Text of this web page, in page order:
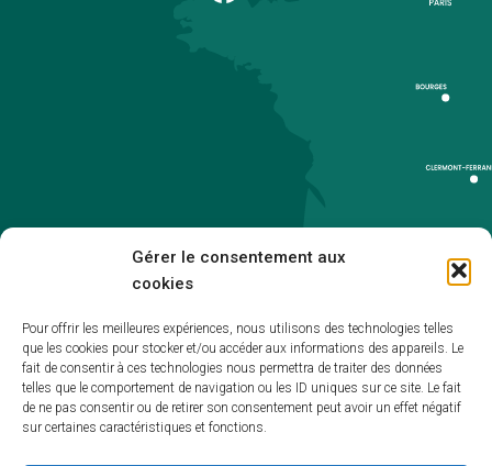
Gérer le consentement aux
cookies
Pour offrir les meilleures expériences, nous utilisons des technologies telles
que les cookies pour stocker et/ou accéder aux informations des appareils. Le
fait de consentir à ces technologies nous permettra de traiter des données
telles que le comportement de navigation ou les ID uniques sur ce site. Le fait
de ne pas consentir ou de retirer son consentement peut avoir un effet négatif
sur certaines caractéristiques et fonctions.
Accessibilité